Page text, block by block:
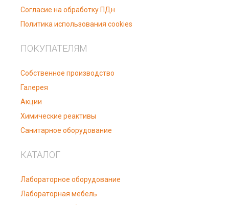
Согласие на обработку ПДн
Политика использования cookies
ПОКУПАТЕЛЯМ
Собственное производство
Галерея
Акции
Химические реактивы
Санитарное оборудование
КАТАЛОГ
Лабораторное оборудование
Лабораторная мебель